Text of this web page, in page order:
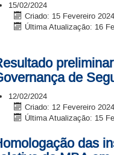
15/02/2024
Criado: 15 Fevereiro 2024
Última Atualização: 16
de
12/02/2024
Criado: 12 Fevereiro 2024
Última Atualização: 15
das